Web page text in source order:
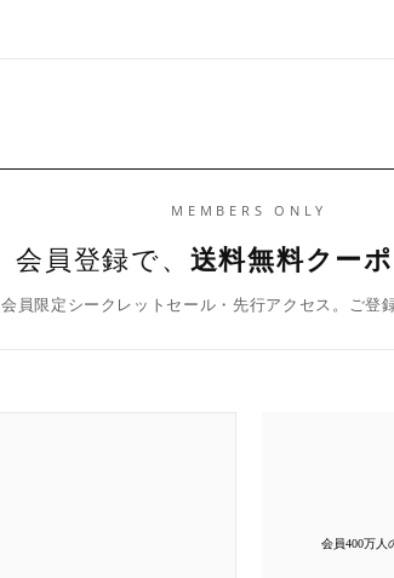
MEMBERS ONLY
会員登録で、 送料無料クー
会員限定シークレットセール・先行アクセス。ご登
会員400万人